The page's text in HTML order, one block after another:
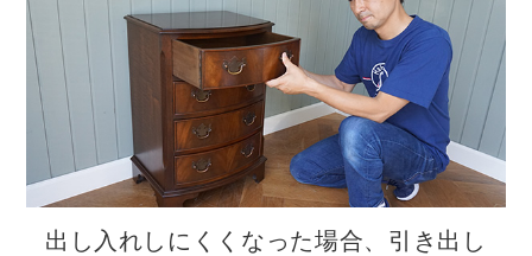
出し入れしにくくなった場合、引き出し